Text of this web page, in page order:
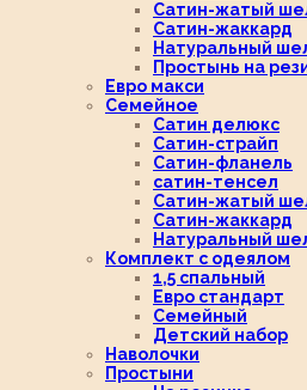
Сатин-жатый
Сатин-жаккард
Натуральный
Простынь на
Евро макси
Семейное
Сатин делюкс
Сатин-страйп
Сатин-фланель
сатин-тенсел
Сатин-жатый
Сатин-жаккард
Натуральный
Комплект с одеялом
1,5 спальный
Евро стандарт
Семейный
Детский набор
Наволочки
Простыни